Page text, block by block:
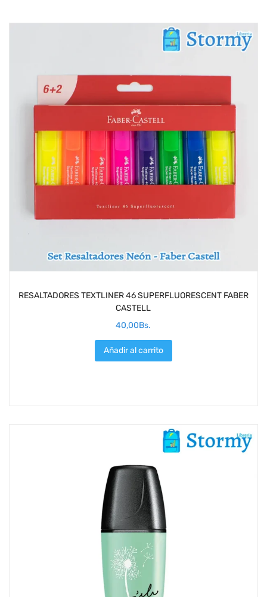
RESALTADORES TEXTLINER 46 SUPERFLUORESCENT FABER
CASTELL
40,00Bs.
Añadir al carrito